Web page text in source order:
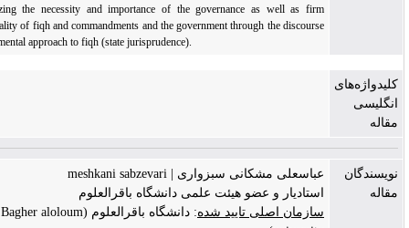
and analyzing the necessity and importance of the governance as well as firm
proportionality of fiqh and commandments and the government through the discourse
on governmental approach to fiqh (state jurisprudence).
عباسعلی مشکانی سبزواری | meshkani sabzevari
استادیار و عضو هیئت علمی دانشگاه باقرالعلوم
سازمان اصلی تایید شده
: دانشگاه باقرالعلوم (Bagher aloloum